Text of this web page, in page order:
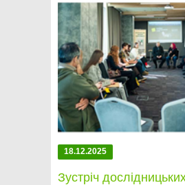
18.12.2025
Зустріч